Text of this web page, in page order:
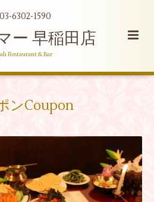
6302-1590
ー 早稲田店
Restaurant & Bar
ンCoupon